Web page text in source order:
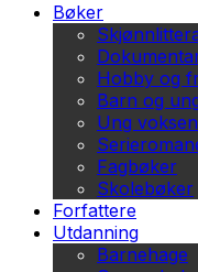
Bøker
Hobby og
Barn og
Ung voksen
Fagbøker
Skolebøker
Forfattere
Utdanning
Barnehage